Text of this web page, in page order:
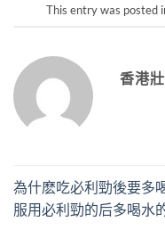
This entry was posted
香港
為什麽吃必利勁後要多
服用必利勁的后多喝水